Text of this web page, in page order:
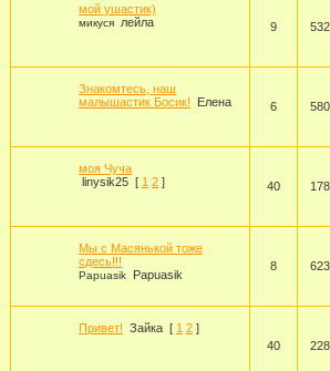
мой ушастик)
микуся лейла 9 532
Знакомтесь, наш
малышастик Босик!
Елена 6 580
моя Чуча
linysik25 [ 1 2 ] 40
Мы с Масянькой тоже
сдесь!!!
Papuasik Papuasik
8 623
Привет! Зайка [ 1 2 ]
40